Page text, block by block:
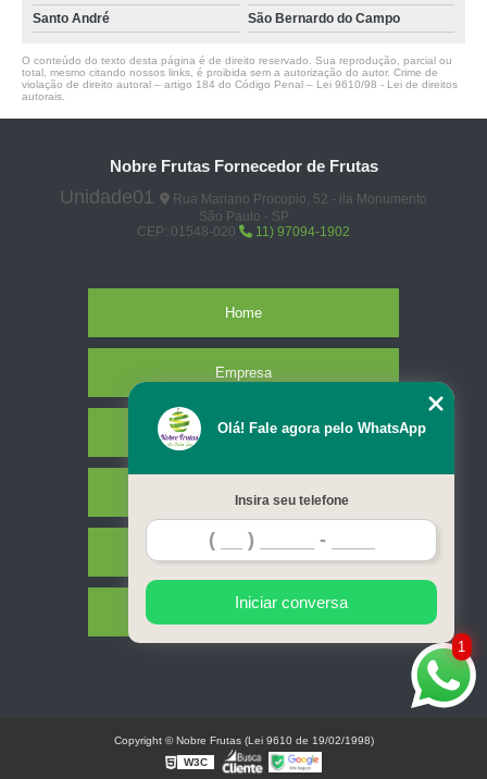
Santo André
São Bernardo do Campo
O conteúdo do texto desta página é de direito reservado. Sua reprodução, parcial ou
total, mesmo citando nossos links, é proibida sem a autorização do autor. Crime de
violação de direito autoral – artigo 184 do Código Penal – Lei 9610/98 - Lei de direitos
autorais
Nobre Frutas Fornecedor de Frutas
Unidade01
Rua Mariano Procopio, 52 - ila Monumento
São Paulo - SP
CEP: 01548-020
11) 97094-1902
Home
Empresa
Missão
Serviços
Contato
Mapa do site
1
Olá! Fale agora pelo WhatsApp
Insira seu telefone
Iniciar conversa
Copyright © Nobre Frutas (Lei 9610 de 19/02/1998)
W3C